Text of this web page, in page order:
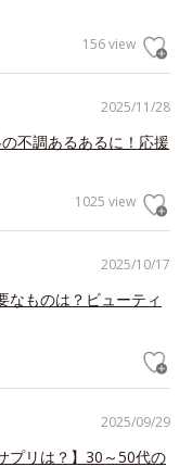
156 view
2025/11/28
不調あるあるに！応援
1025 view
2025/10/17
なものは？ビューティ
2025/09/29
プリは？】30～50代の